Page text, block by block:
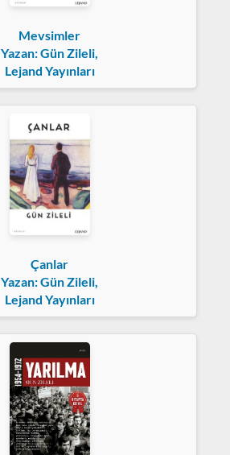
Mevsimler
Yazan: Gün Zileli,
Lejand Yayınları
Çanlar
Yazan: Gün Zileli,
Lejand Yayınları